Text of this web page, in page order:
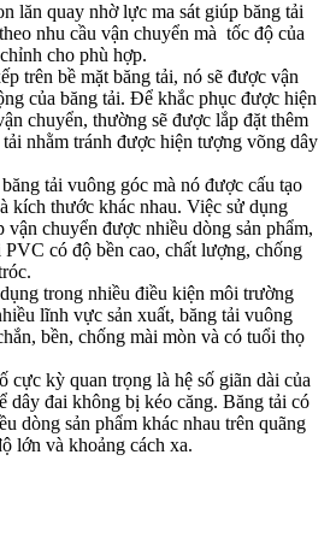
lăn quay nhờ lực ma sát giúp băng tải
nhu cầu vận chuyển mà tốc độ của
cho phù hợp.
trên bề mặt băng tải, nó sẽ được vận
của băng tải. Để khắc phục được hiện
chuyển, thường sẽ được lắp đặt thêm
nhằm tránh được hiện tượng võng dây
tải vuông góc mà nó được cấu tạo
kích thước khác nhau. Việc sử dụng
vận chuyển được nhiều dòng sản phẩm,
PVC có độ bền cao, chất lượng, chống
trong nhiều điều kiện môi trường
lĩnh vực sản xuất, băng tải vuông
bền, chống mài mòn và có tuổi thọ
cực kỳ quan trọng là hệ số giãn dài của
dây đai không bị kéo căng. Băng tải có
dòng sản phẩm khác nhau trên quãng
lớn và khoảng cách xa.